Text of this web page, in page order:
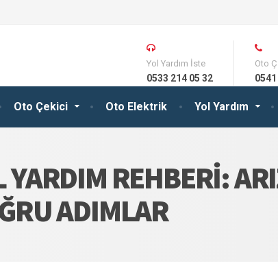
Oto Çekici Oto Elektrik Yol Yardım
Yol Yardım İste
0533 214 05 32
Oto
REHBERI:
ADIMLAR